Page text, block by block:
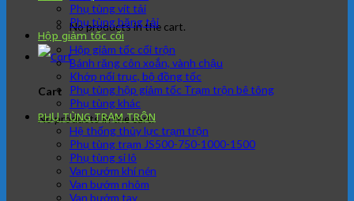
No products in the cart.
Cart
No products in the cart.
Phụ tùng vít tải
Phụ tùng băng tải
Hộp giảm tốc cối
Hộp giảm tốc cối trộn
Bánh răng côn xoắn, vành chậu
Khớp nối trục, bộ đồng tốc
Phụ tùng hộp giảm tốc Trạm trộn bê tông
Phụ tùng khác
PHỤ TÙNG TRẠM TRÔN
Hệ thống thủy lực trạm trộn
Phụ tùng trạm JS500-750-1000-1500
Phụ tùng si lô
Van bướm khí nén
Van bướm nhôm
Van bướm tay